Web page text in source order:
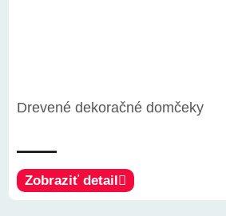
Drevené dekoračné domčeky
Zobraziť detail